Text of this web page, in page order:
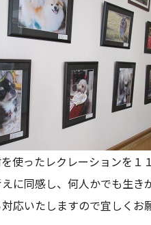
ったレクレーションを１
に同感し、何人かでも生
応いたしますので宜しくお